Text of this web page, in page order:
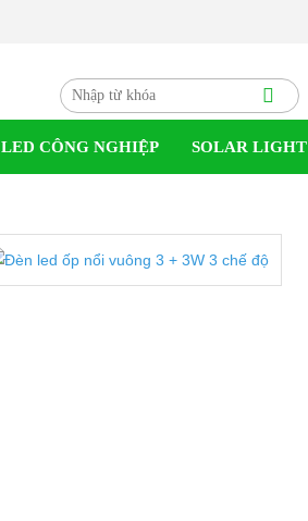
LED CÔNG NGHIỆP SOLAR LIGHT